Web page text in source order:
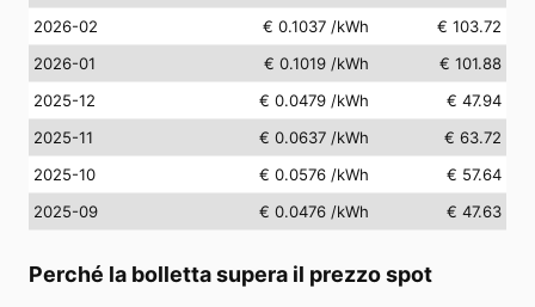
2026-02
€ 0.1037 /kWh
€ 103.72
2026-01
€ 0.1019 /kWh
€ 101.88
2025-12
€ 0.0479 /kWh
€ 47.94
2025-11
€ 0.0637 /kWh
€ 63.72
2025-10
€ 0.0576 /kWh
€ 57.64
2025-09
€ 0.0476 /kWh € 47.63
Perché la bolletta supera il prezzo spot